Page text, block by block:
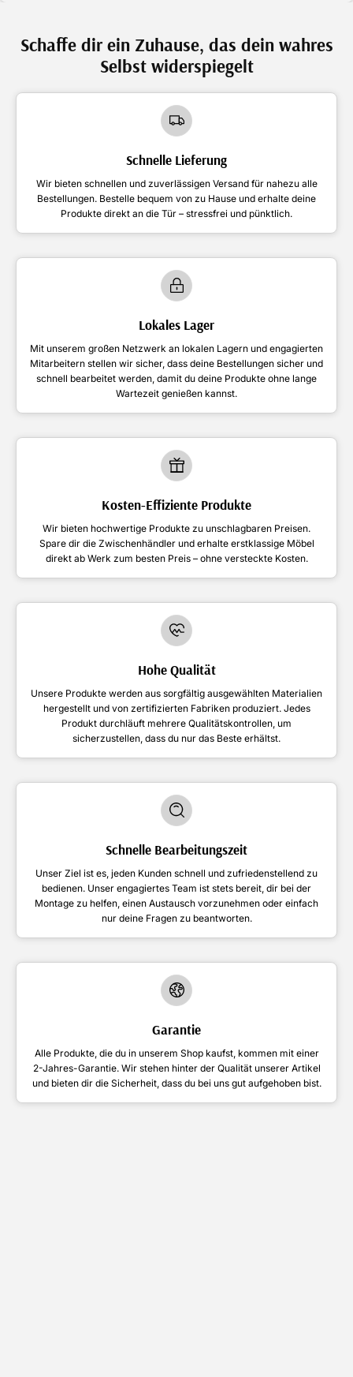
Schaffe dir ein Zuhause, das dein wahres
Selbst widerspiegelt
Schnelle Lieferung
Wir bieten schnellen und zuverlässigen Versand für nahezu alle
Bestellungen. Bestelle bequem von zu Hause und erhalte deine
Produkte direkt an die Tür – stressfrei und pünktlich.
Lokales Lager
Mit unserem großen Netzwerk an lokalen Lagern und engagierten
Mitarbeitern stellen wir sicher, dass deine Bestellungen sicher und
schnell bearbeitet werden, damit du deine Produkte ohne lange
Wartezeit genießen kannst.
Kosten-Effiziente Produkte
Wir bieten hochwertige Produkte zu unschlagbaren Preisen.
Spare dir die Zwischenhändler und erhalte erstklassige Möbel
direkt ab Werk zum besten Preis – ohne versteckte Kosten.
Hohe Qualität
Unsere Produkte werden aus sorgfältig ausgewählten Materialien
hergestellt und von zertifizierten Fabriken produziert. Jedes
Produkt durchläuft mehrere Qualitätskontrollen, um
sicherzustellen, dass du nur das Beste erhältst.
Schnelle Bearbeitungszeit
Unser Ziel ist es, jeden Kunden schnell und zufriedenstellend zu
bedienen. Unser engagiertes Team ist stets bereit, dir bei der
Montage zu helfen, einen Austausch vorzunehmen oder einfach
nur deine Fragen zu beantworten.
Garantie
Alle Produkte, die du in unserem Shop kaufst, kommen mit einer
2-Jahres-Garantie. Wir stehen hinter der Qualität unserer Artikel
und bieten dir die Sicherheit, dass du bei uns gut aufgehoben bist.